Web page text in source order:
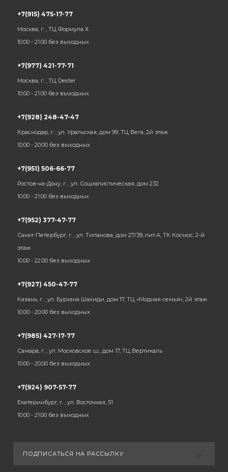
+7(915) 475-17-77
Москва, г. , ТЦ Формула Х
10:00 - 21:00 без выходных
+7(977) 421-77-71
Москва, г. , ТЦ Dexter
10:00 - 21:00 без выходных
+7(928) 248-47-47
Краснодар, г. , ул. Уральская, дом 99, ТЦ Вега, 2й этаж
10:00 - 20:00 без выходных
+7(951) 506-66-77
Ростов-на-Дону, г. , ул. Социалистическая, дом 232
10:00 - 21:00 без выходных
+7(952) 377-47-77
Санкт-Петербург, г. , ул. Типанова, дом 27/39, лит.А, ТК Космос, 2-й
этаж
10:00 - 22:00 без выходных
+7(927) 450-47-77
Казань, г. , ул. Бурхана Шахиди, дом 17, ТЦ «Модная семья», 2й этаж
10:00 - 20:00 без выходных
+7(985) 427-17-77
Самара, г. , ул. Московское ш., дом 17, ТЦ Вертикаль
10:00 - 20:00 без выходных
+7(924) 907-57-77
Екатеринбург, г. , ул. Восточная, 51
10:00 - 21:00 без выходных
ПОДПИСАТЬСЯ НА РАССЫЛКУ